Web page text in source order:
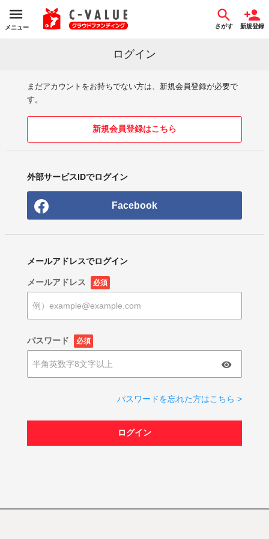
メニュー さがす 新規登録
ログイン
まだアカウントをお持ちでない方は、新規会員登録が必要で
す。
新規会員登録はこちら
外部サービスIDでログイン
Facebook
メールアドレスでログイン
メールアドレス 必須
パスワード 必須
パスワードを忘れた方はこちら >
ログイン